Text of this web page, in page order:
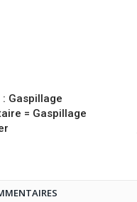
: Gaspillage
= Gaspillage